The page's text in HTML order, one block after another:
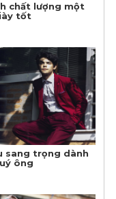
chất lượng một
tốt
sang trọng dành
ông